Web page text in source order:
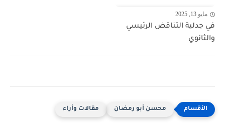
مايو 13, 2025
في جدلية التناقض الرئيسي
والثانوي
محسن أبو رمضان مقالات وأراء